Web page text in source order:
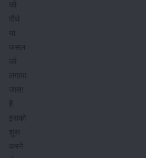
को
पौधे
या
फसल
को
लगाया
जाता
है.
इसको
शुरू
करने